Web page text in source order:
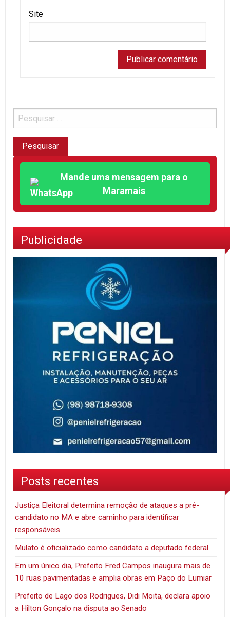
Site
Mande uma mensagem para o
Maramais
Publicidade
Posts recentes
Justiça Eleitoral determina remoção de ataques a pré-
candidato no MA e abre caminho para identificar
responsáveis
Mulato é oficializado como candidato a deputado federal
Em um único dia, Prefeito Fred Campos inaugura mais de
10 ruas pavimentadas e amplia obras em Paço do Lumiar
Prefeito de Lago dos Rodrigues, Didi Moita, declara apoio
a Hilton Gonçalo na disputa ao Senado